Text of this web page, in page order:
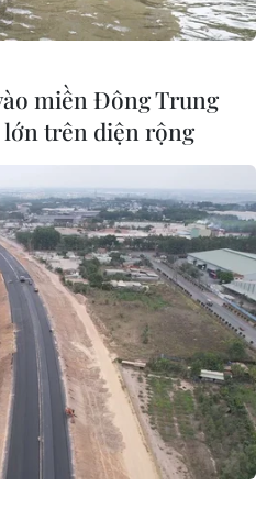
đội
miền Đông Trung
lớn trên diện rộng